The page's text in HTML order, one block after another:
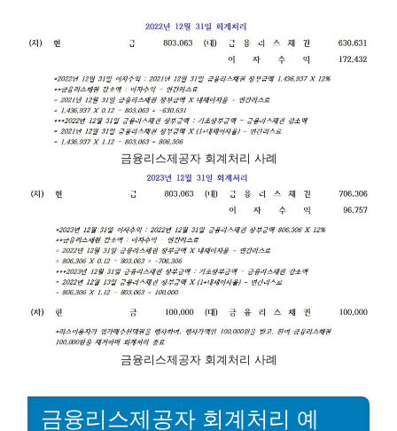
금융리스제공자 회계처리 사례
금융리스제공자 회계처리 사례
금융리스제공자 회계처리 예